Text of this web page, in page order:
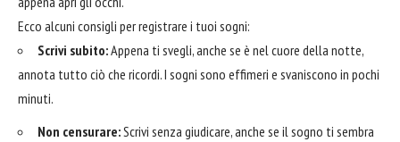
Ecco alcuni consigli per registrare i tuoi sogni:
Scrivi subito:Appena ti svegli, anche se è nel cuore della notte,
annota tutto ciò che ricordi. I sogni sono effimeri e svaniscono in pochi
minuti.
Non censurare:Scrivi senza giudicare, anche se il sogno ti sembra